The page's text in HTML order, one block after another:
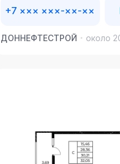
+7 ××× ×××-××-××
ДОННЕФТЕСТРОЙ около